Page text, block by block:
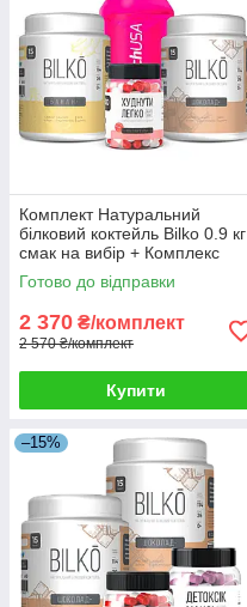
Комплект Натуральний
білковий коктейль Bilko 0.9 кг
смак на вибір + Комплекс
Худнути Легко + Шейкер
Готово до відправки
2 370 ₴/комплект
2 570 ₴/комплект
Купити
–15%